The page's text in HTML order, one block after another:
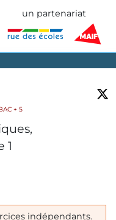
un partenariat
+ 5
1
indépendants.